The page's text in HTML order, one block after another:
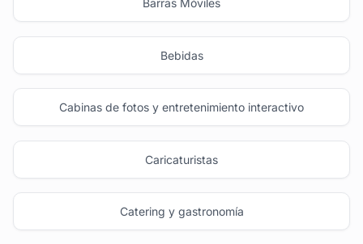
Barras Móviles
Bebidas
Cabinas de fotos y entretenimiento interactivo
Caricaturistas
Catering y gastronomía